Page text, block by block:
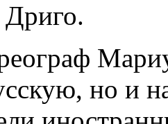
но и